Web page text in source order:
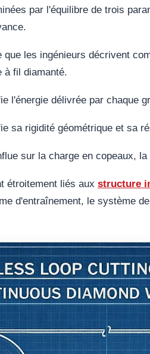
par l'équilibre de trois
les ingénieurs décrivent
à fil diamanté.
l'énergie délivrée par chaque
sa rigidité géométrique et sa
sur la charge en copeaux,
étroitement liés aux structure
d'entraînement, le système